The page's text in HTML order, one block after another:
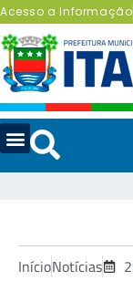
Acesso a Informação
InícioNotícias